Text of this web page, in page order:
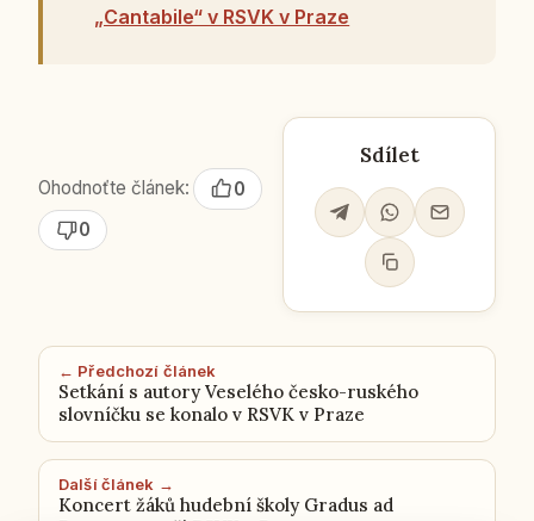
„Cantabile“ v RSVK v Praze
Ohodnoťte článek:
0
0
Sdílet
← Předchozí článek
Setkání s autory Veselého česko-ruského
slovníčku se konalo v RSVK v Praze
Další článek →
Koncert žáků hudební školy Gradus ad